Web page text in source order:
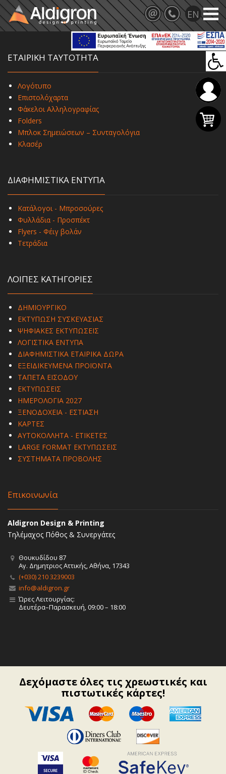
ΕΤΑΙΡΙΚΗ ΤΑΥΤΟΤΗΤΑ
Λογότυπο
Επιστολόχαρτα
Φάκελοι Αλληλογραφίας
Folders
Μπλοκ Σημειώσεων – Συνταγολόγια
Κλασέρ
ΔΙΑΦΗΜΙΣΤΙΚΑ ΕΝΤΥΠΑ
Κατάλογοι - Μπροσούρες
Φυλλάδια - Προσπέκτ
Flyers - Φέιγ βολάν
Τετράδια
ΛΟΙΠΕΣ ΚΑΤΗΓΟΡΙΕΣ
ΔΗΜΙΟΥΡΓΙΚΟ
ΕΚΤΥΠΩΣΗ ΣΥΣΚΕΥΑΣΙΑΣ
ΨΗΦΙΑΚΕΣ ΕΚΤΥΠΩΣΕΙΣ
ΛΟΓΙΣΤΙΚΑ ΕΝΤΥΠΑ
ΔΙΑΦΗΜΙΣΤΙΚΑ ΕΤΑΙΡΙΚΑ ΔΩΡΑ
ΕΞΕΙΔΙΚΕΥΜΕΝΑ ΠΡΟΪΟΝΤΑ
ΤΑΠΕΤΑ ΕΙΣΟΔΟΥ
ΕΚΤΥΠΩΣΕΙΣ
ΗΜΕΡΟΛΟΓΙΑ 2027
ΞΕΝΟΔΟΧΕΙΑ - ΕΣΤΙΑΣΗ
ΚΑΡΤΕΣ
ΑΥΤΟΚΟΛΛΗΤΑ - ΕΤΙΚΕΤΕΣ
LARGE FORMAT ΕΚΤΥΠΩΣΕΙΣ
ΣΥΣΤΗΜΑΤΑ ΠΡΟΒΟΛΗΣ
Επικοινωνία
Aldigron Design & Printing
Τηλέμαχος Πόθος & Συνεργάτες
Θουκυδίδου 87
Αγ. Δημητριος Αττικής, Αθήνα, 17343
(+030) 210 3239003
info@aldigron.gr
Ώρες Λειτουργίας:
Δευτέρα–Παρασκευή, 09:00 – 18:00
Δεχόμαστε όλες τις χρεωστικές και
πιστωτικές κάρτες!